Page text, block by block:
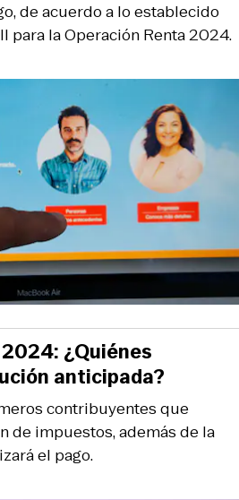
de acuerdo a lo establecido
para la Operación Renta 2024.
contribuyentes que
de impuestos, además de la
el pago.
¿Quiénes
anticipada?